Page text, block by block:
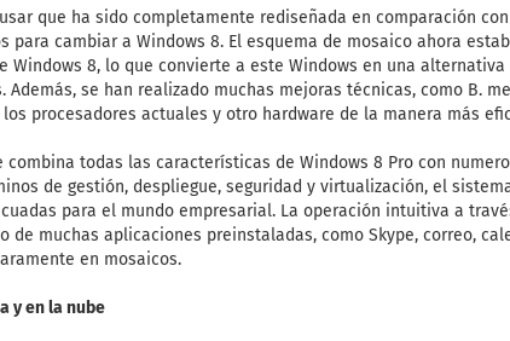
que ha sido completamente rediseñada en comparación
para cambiar a Windows 8. El esquema de mosaico ahora
Windows 8, lo que convierte a este Windows en una
se han realizado muchas mejoras técnicas, como B.
procesadores actuales y otro hardware de la manera más
combina todas las características de Windows 8 Pro con
de gestión, despliegue, seguridad y virtualización, el
para el mundo empresarial. La operación intuitiva a
muchas aplicaciones preinstaladas, como Skype, correo,
en mosaicos.
y en la nube